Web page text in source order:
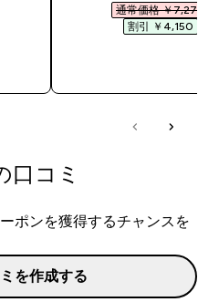
通常価格 ￥7,270‎
割引 ￥4,150‎
口コミ
ポンを獲得するチャンスを
を作成する